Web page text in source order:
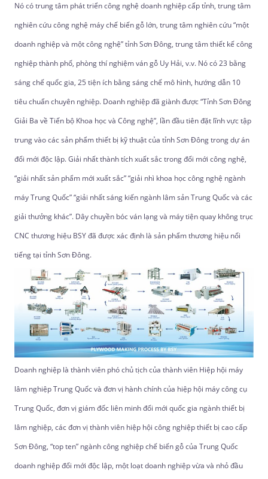
Nó có trung tâm phát triển công nghệ doanh nghiệp cấp tỉnh, trung tâm
nghiên cứu công nghệ máy chế biến gỗ lớn, trung tâm nghiên cứu “một
doanh nghiệp và một công nghệ” tỉnh Sơn Đông, trung tâm thiết kế công
nghiệp thành phố, phòng thí nghiệm ván gỗ Uy Hải, v.v. Nó có 23 bằng
sáng chế quốc gia, 25 tiện ích bằng sáng chế mô hình, hướng dẫn 10
tiêu chuẩn chuyên nghiệp. Doanh nghiệp đã giành được “Tỉnh Sơn Đông
Giải Ba về Tiến bộ Khoa học và Công nghệ”, lần đầu tiên đặt lĩnh vực tập
trung vào các sản phẩm thiết bị kỹ thuật của tỉnh Sơn Đông trong dự án
đổi mới độc lập. Giải nhất thành tích xuất sắc trong đổi mới công nghệ,
“giải nhất sản phẩm mới xuất sắc” “giải nhì khoa học công nghệ ngành
máy Trung Quốc” “giải nhất sáng kiến ​​ngành lâm sản Trung Quốc và các
giải thưởng khác”. Dây chuyền bóc ván lạng và máy tiện quay không trục
CNC thương hiệu BSY đã được xác định là sản phẩm thương hiệu nổi
tiếng tại tỉnh Sơn Đông.
Doanh nghiệp là thành viên phó chủ tịch của thành viên Hiệp hội máy
lâm nghiệp Trung Quốc và đơn vị hành chính của hiệp hội máy công cụ
Trung Quốc, đơn vị giám đốc liên minh đổi mới quốc gia ngành thiết bị
lâm nghiệp, các đơn vị thành viên hiệp hội công nghiệp thiết bị cao cấp
Sơn Đông, “top ten” ngành công nghiệp chế biến gỗ của Trung Quốc
doanh nghiệp đổi mới độc lập, một loạt doanh nghiệp vừa và nhỏ đầu